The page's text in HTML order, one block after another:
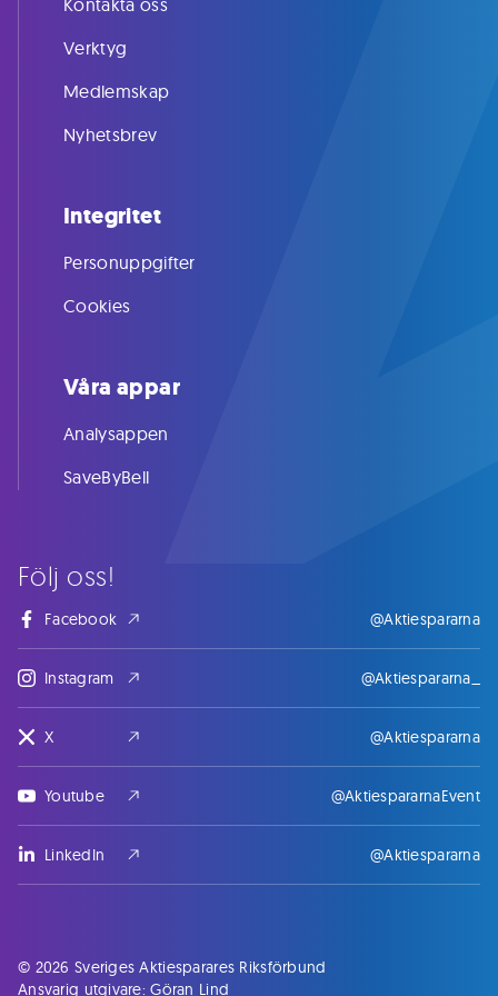
Följ oss!
Facebook @Aktiespararna
Instagram @Aktiespararna_
X @Aktiespararna
Youtube @AktiespararnaEvent
LinkedIn @Aktiespararna
Kontakta oss
Verktyg
Medlemskap
Nyhetsbrev
Integritet
Personuppgifter
Cookies
Våra appar
Analysappen
SaveByBell
© 2026 Sveriges Aktiesparares Riksförbund
Ansvarig utgivare: Göran Lind